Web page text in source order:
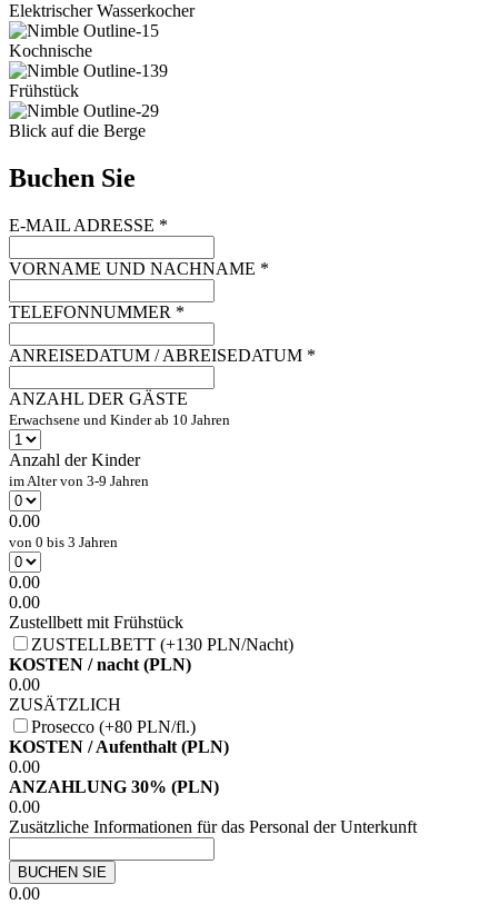
Elektrischer Wasserkocher
Kochnische
Frühstück
Blick auf die Berge
Buchen Sie
E-MAIL ADRESSE *
VORNAME UND NACHNAME *
TELEFONNUMMER *
ANREISEDATUM / ABREISEDATUM *
ANZAHL DER GÄSTE
Erwachsene und Kinder ab 10 Jahren
Anzahl der Kinder
im Alter von 3-9 Jahren
0.00
von 0 bis 3 Jahren
0.00
0.00
Zustellbett mit Frühstück
ZUSTELLBETT (+130 PLN/Nacht)
KOSTEN / nacht (PLN)
0.00
ZUSÄTZLICH
Prosecco (+80 PLN/fl.)
KOSTEN / Aufenthalt (PLN)
0.00
ANZAHLUNG 30% (PLN)
0.00
Zusätzliche Informationen für das Personal der Unterkunft
BUCHEN SIE
0.00